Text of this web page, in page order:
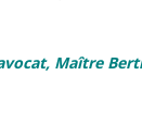
Maître